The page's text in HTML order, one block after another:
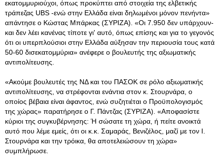
εκατομμυριούχοι, όπως προκύπτει από στοιχεία της ελβετικής
τράπεζας UBS -ενώ στην Ελλάδα είναι δηλωμένοι μόνον πενήντα»
απάντησε ο Κώστας Μπάρκας (ΣΥΡΙΖΑ). «Οι 7.950 δεν υπάρχουν-
και δεν λέει κανένας τίποτε γι' αυτό, όπως επίσης και για το γεγονός
ότι οι υπερπλούσιοι στην Ελλάδα αύξησαν την περιουσία τους κατά
50-60 δισεκατομμύρια» ανέφερε ο βουλευτής της αξιωματικής
αντιπολίτευσης.
«Ακούμε βουλευτές της ΝΔ και του ΠΑΣΟΚ σε ρόλο αξιωματικής
αντιπολίτευσης, να στρέφονται ενάντια στον κ. Στουρνάρα, ο
οποίος βέβαια είναι άφαντος, ενώ συζητιέται ο Προϋπολογισμός
της χώρας» παρατήρησε ο Γ. Πάντζας (ΣΥΡΙΖΑ). «Αποφασίστε
κύριοι της συγκυβέρνησης: Ή σώσατε τη χώρα, ή πείτε ανοικτά
αυτό που λέμε εμείς, ότι οι κ.κ. Σαμαράς, Βενιζέλος, μαζί με τον Ι.
Στουρνάρα και την τρόικα, θα αποτελειώσουν τη χώρα»
συμπλήρωσε.